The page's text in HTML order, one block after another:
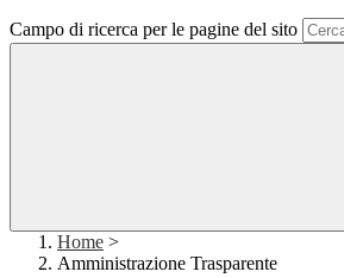
Campo di ricerca per le pagine del sito
Home >
Amministrazione Trasparente